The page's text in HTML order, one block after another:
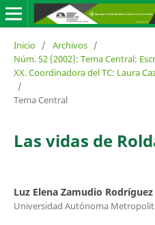
Inicio / Archivos /
Núm. 52 (2002): Tema Central:
XX. Coordinadora del TC: Laura
/
Tema Central
Las vidas de
Luz Elena Zamudio Rodríguez
Universidad Autónoma